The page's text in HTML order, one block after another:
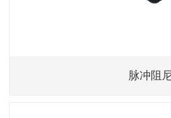
脉冲阻